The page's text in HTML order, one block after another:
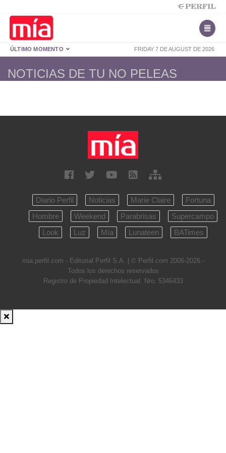
FRIDAY 7 DE AUGUST DE 2026
ÚLTIMO MOMENTO
NOTICIAS DE TU NO PELEAS
Diario Perfil Noticias Marie Claire
Fortuna
Hombre
Weekend Parabrisas
Supercampo
Look
Luz Mía Lunateen BATimes
mia.perfil.com - Editorial Perfil S.A. | © Perfil.com 2006-2026 -
Todos los derechos reservados
Registro de Propiedad Intelectual: Nro. 5346433